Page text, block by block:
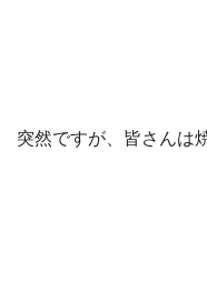
突然ですが、皆さんは